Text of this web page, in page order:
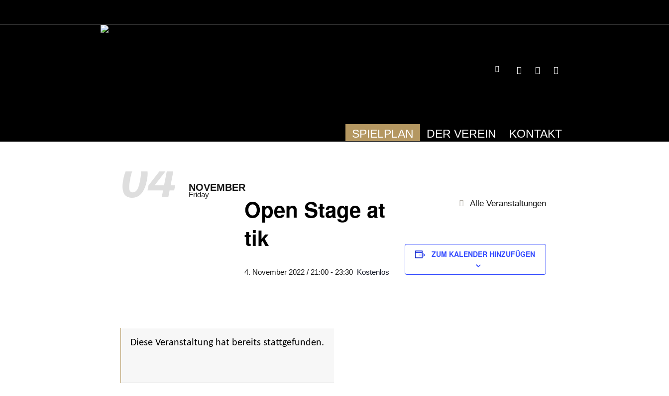
SPIELPLAN DER VEREIN KONTAKT
04 NOVEMBER
Friday
Open Stage at
tik
4. November 2022 / 21:00- 23:30 Kostenlos
Alle Veranstaltungen
ZUM KALENDER HINZUFÜGEN
Diese Veranstaltung hat bereits stattgefunden.